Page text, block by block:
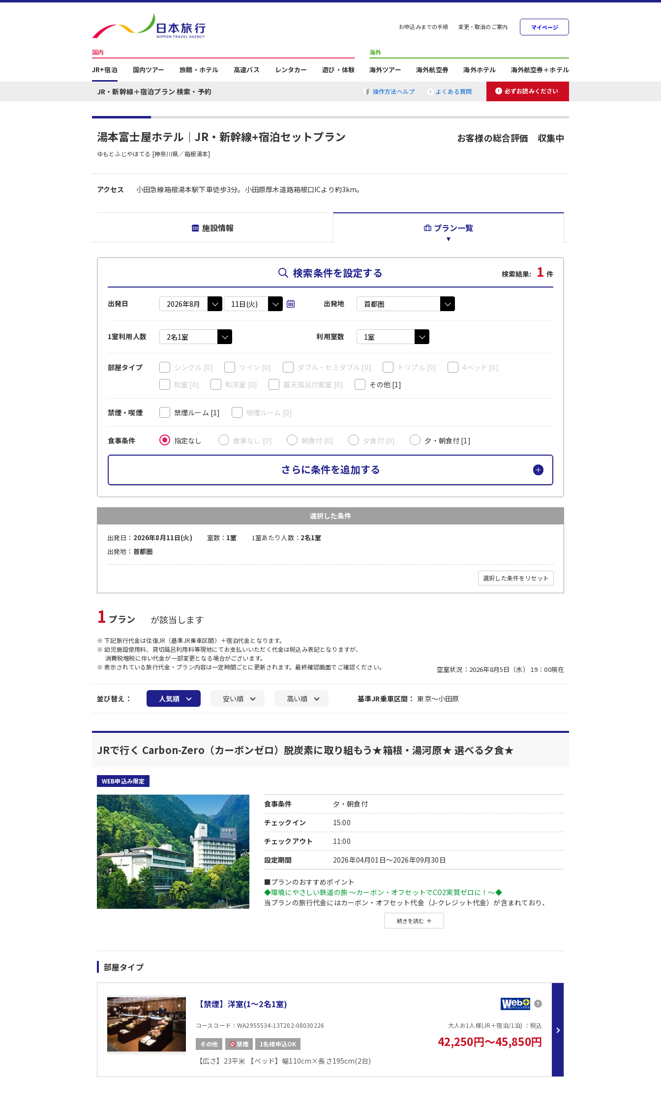
お申込みまでの手順 変更・取消のご案内 マイページ
国内
JR+宿泊 国内ツアー 旅館・ホテル 高速バス レンタカー 遊び・体験
海外
海外ツアー 海外航空券 海外ホテル 海外航空券＋ホテル
JR・新幹線＋宿泊プラン 検索・予約 操作方法ヘルプ よくある質問 必ずお読みください
湯本富士屋ホテル｜JR・新幹線+宿泊セットプラン
ゆもとふじやほてる [神奈川県／箱根湯本]
お客様の総合評価 収集中
アクセス 小田急線箱根湯本駅下車徒歩3分。小田原厚木道路箱根口ICより約3km。
施設情報 プラン一覧
検索条件を設定する 検索結果: 1 件
出発日 出発地
1室利用人数 利用室数
部屋タイプ シングル [0] ツイン [0] ダブル・セミダブル [0] トリプル [0] 4ベッド [0]
和室 [0] 和洋室 [0] 露天風呂付客室 [0] その他[1]
禁煙・喫煙 禁煙ルーム [1] 喫煙ルーム [0]
食事条件 指定なし 食事なし [0] 朝食付 [0] 夕食付 [0] 夕・朝食付 [1]
さらに条件を追加する
選択した条件
出発日： 2026年8月11日(火) 室数： 1室 1室あたり人数： 2名1室
出発地： 首都圏
選択した条件をリセット
1 プラン が該当します
※ 下記旅行代金は往復JR（基準JR乗車区間）＋宿泊代金となります。
※ 幼児施設使用料、貸切風呂利用料等現地にてお支払いいただく代金は税込み表記となりますが、
消費税増税に伴い代金が一部変更となる場合がございます。
※ 表示されている旅行代金・プラン内容は一定時間ごとに更新されます。最終確認画面でご確認ください。
空室状況：2026年8月5日（水） 19：00現在
並び替え： 人気順 安い順 高い順 基準JR乗車区間： 東京～小田原
JRで行く Carbon-Zero（カーボンゼロ）脱炭素に取り組もう★箱根・湯河原★ 選べる夕食★
WEB申込み限定
食事条件
夕・朝食付
チェックイン
15:00
チェックアウト
11:00
設定期間
2026年04月01日～2026年09月30日
■プランのおすすめポイント
◆環境にやさしい鉄道の旅 ～カーボン・オフセットでCO2実質ゼロに！～◆
当プランの旅行代金にはカーボン・オフセット代金（J-クレジット代金）が含まれており、
旅行の移動で排出されるCO2を埋め合わせ（オフセット）出来る仕組みとなっております。
※購入先：やまなし県有林
J-クレジットの購入は、地域の森林整備を応援することに繋がります。
・屋外プール利用OK
■夕食
場所:
レストラン
内容:
日本料理又はフランス料理又は中国料理より、
■朝食
続きを読む
部屋タイプ
【禁煙】洋室(1〜2名1室)
コースコード：WA2955534-13T202-08030226
その他 禁煙 1名様申込OK
【広さ】23平米 【ベッド】幅110cm×長さ195cm(2台)
大人お1人様(JR＋宿泊/1泊) ：税込
42,250円～45,850円